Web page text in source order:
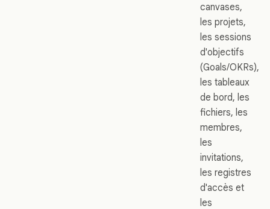
canvases,
les projets,
les sessions
d'objectifs
(Goals/OKRs),
les tableaux
de bord, les
fichiers, les
membres,
les
invitations,
les registres
d'accès et
les